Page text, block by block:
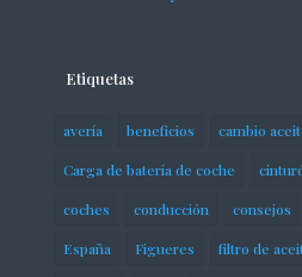
Etiquetas
avería beneficios cambio
Carga de batería de coche
coches conducción consejos
España Figueres filtro de